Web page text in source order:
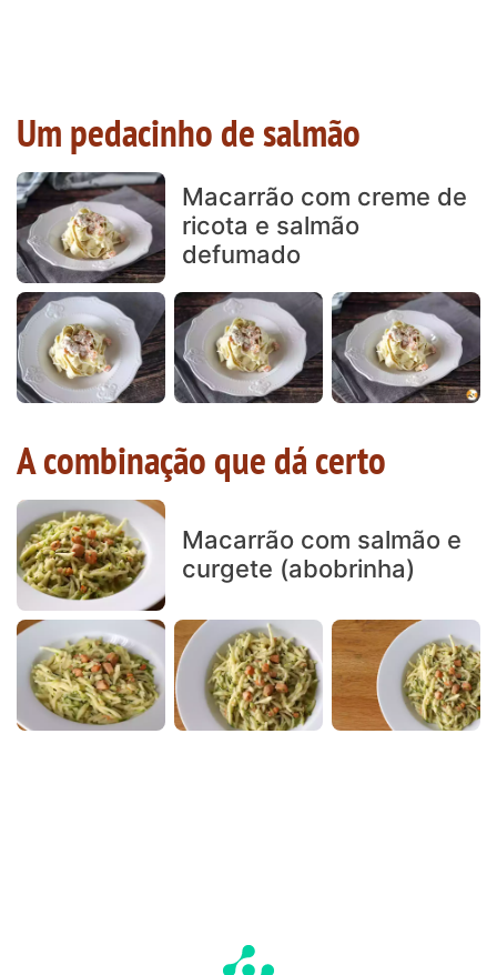
Um pedacinho de salmão
Macarrão com creme de
ricota e salmão
defumado
A combinação que dá certo
Macarrão com salmão e
curgete (abobrinha)